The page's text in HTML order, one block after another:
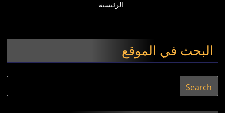
الرئيسية
البحث في الموقع